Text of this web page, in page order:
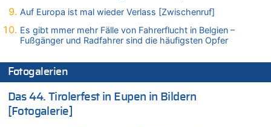
05.08.2026 - 19:09 von Carine zu
05.08.2026 - 18:55 von Der Patriot zu
05.08.2026 - 18:35 von Der Patriot zu
Wasserstand des Rheins in NRW so niedrig wie noch nie
05.08.2026 - 18:31 von Der Patriot zu
Mehrere Menschen in Londons City niedergestochen
Auf Europa ist mal wieder Verlass [Zwischenruf]
Es gibt mmer mehr Fälle von Fahrerflucht in Belgien –
Fußgänger und Radfahrer sind die häufigsten Opfer
Fotogalerien
Das 44. Tirolerfest in Eupen in Bildern
[Fotogalerie]